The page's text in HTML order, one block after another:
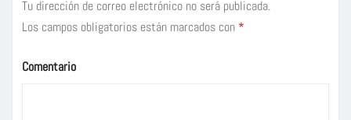
Tu dirección de correo electrónico no será publicada.
Los campos obligatorios están marcados con *
Comentario